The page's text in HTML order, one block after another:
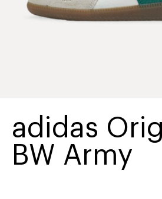
adidas
BW Army